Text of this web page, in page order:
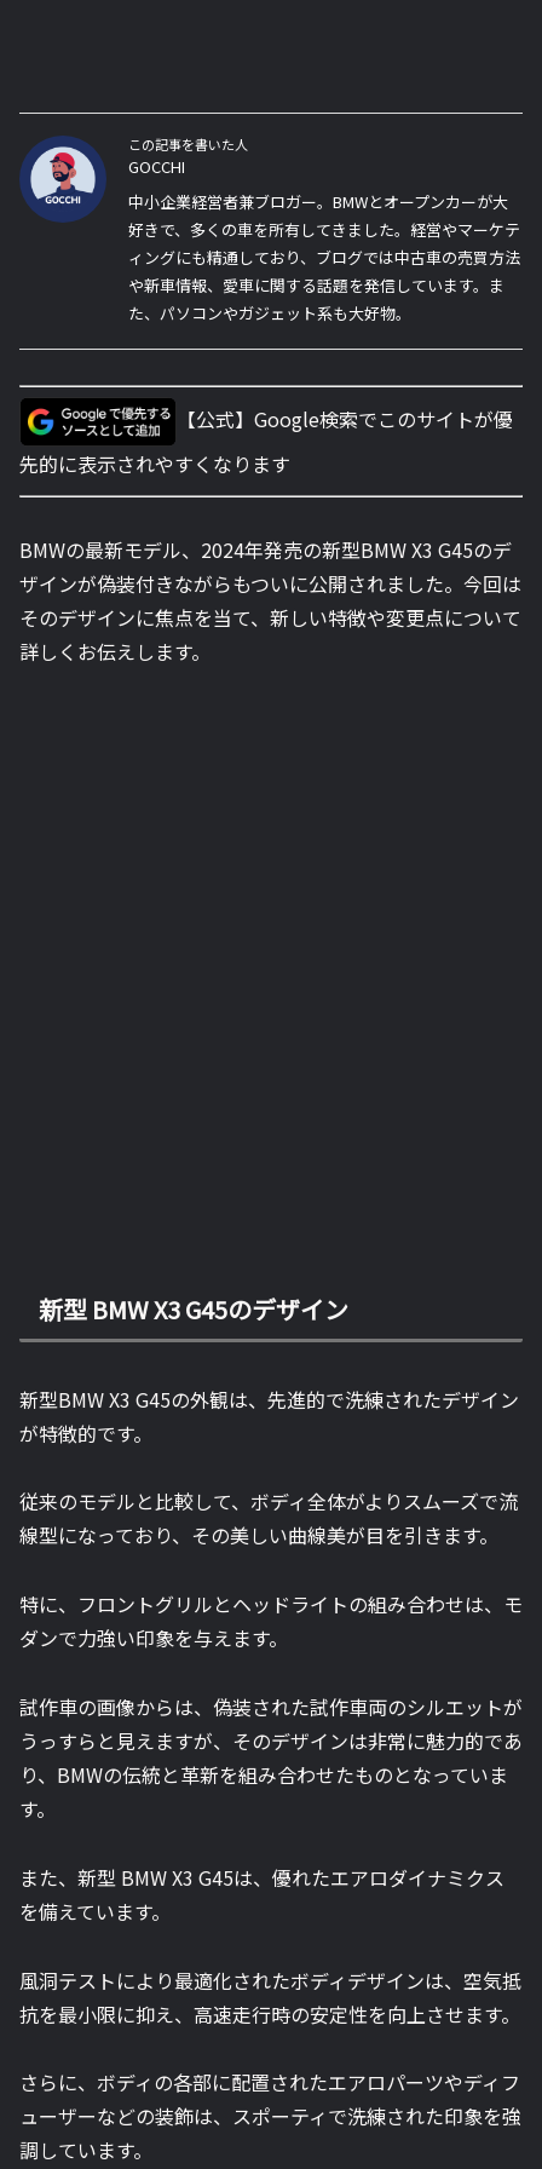
この記事を書いた人
GOCCHI
中小企業経営者兼ブロガー。BMWとオープンカーが大
好きで、多くの車を所有してきました。経営やマーケテ
ィングにも精通しており、ブログでは中古車の売買方法
や新車情報、愛車に関する話題を発信しています。ま
た、パソコンやガジェット系も大好物。
【公式】Google検索でこのサイトが優
先的に表示されやすくなります
BMWの最新モデル、2024年発売の新型BMW X3 G45のデ
ザインが偽装付きながらもついに公開されました。今回は
そのデザインに焦点を当て、新しい特徴や変更点について
詳しくお伝えします。
新型 BMW X3 G45のデザイン
新型BMW X3 G45の外観は、先進的で洗練されたデザイン
が特徴的です。
従来のモデルと比較して、ボディ全体がよりスムーズで流
線型になっており、その美しい曲線美が目を引きます。
特に、フロントグリルとヘッドライトの組み合わせは、モ
ダンで力強い印象を与えます。
試作車の画像からは、偽装された試作車両のシルエットが
うっすらと見えますが、そのデザインは非常に魅力的であ
り、BMWの伝統と革新を組み合わせたものとなっていま
す。
また、新型 BMW X3 G45は、優れたエアロダイナミクス
を備えています。
風洞テストにより最適化されたボディデザインは、空気抵
抗を最小限に抑え、高速走行時の安定性を向上させます。
さらに、ボディの各部に配置されたエアロパーツやディフ
ューザーなどの装飾は、スポーティで洗練された印象を強
調しています。